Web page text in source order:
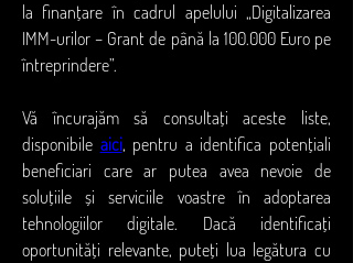
la finanțare în cadrul apelului „Digitalizarea
IMM-urilor – Grant de până la 100.000 Euro pe
întreprindere”.
Vă încurajăm să consultați aceste liste,
disponibile aici, pentru a identifica potențiali
beneficiari care ar putea avea nevoie de
soluțiile și serviciile voastre în adoptarea
tehnologiilor digitale. Dacă identificați
oportunități relevante, puteți lua legătura cu